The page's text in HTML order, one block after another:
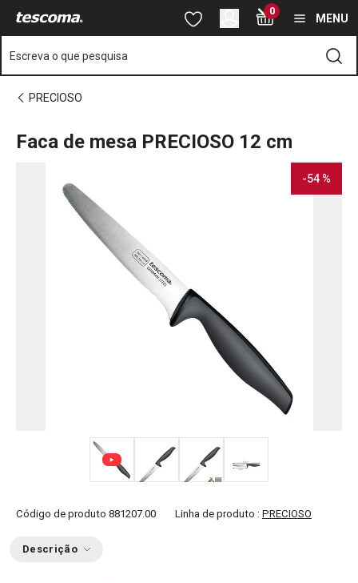
Está na página Faca de mesa PRECIOSO 12 cm
Saltar para o conteúdo principal
Saltar para a pesquisa
Saltar para a navegação 0
MENU
Escreva o que pesquisa
PRECIOSO
Faca de mesa PRECIOSO 12 cm
-54 %
Código de produto 881207.00 Linha de produto : PRECIOSO
Descrição